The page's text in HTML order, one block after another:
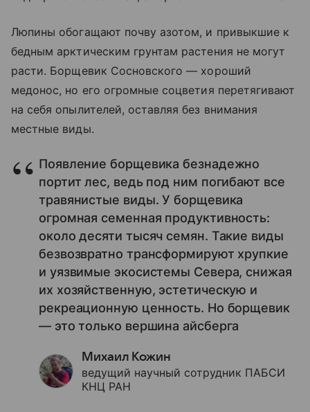
Люпины обогащают почву азотом, и привыкшие к
бедным арктическим грунтам растения не могут
расти. Борщевик Сосновского — хороший
медонос, но его огромные соцветия перетягивают
на себя опылителей, оставляя без внимания
местные виды.
Появление борщевика безнадежно
портит лес, ведь под ним погибают все
травянистые виды. У борщевика
огромная семенная продуктивность:
около десяти тысяч семян. Такие виды
безвозвратно трансформируют хрупкие
и уязвимые экосистемы Севера, снижая
их хозяйственную, эстетическую и
рекреационную ценность. Но борщевик
— это только вершина айсберга
Михаил Кожин
ведущий научный сотрудник ПАБСИ
КНЦ РАН